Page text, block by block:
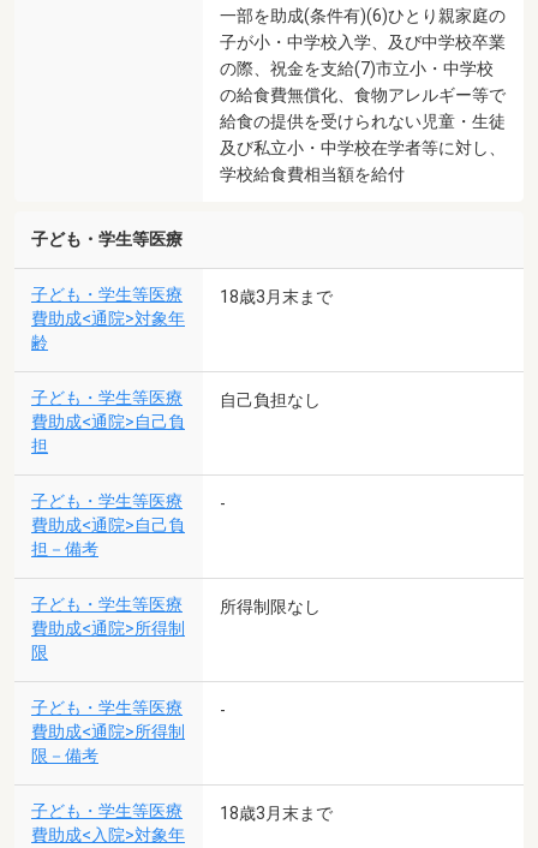
一部を助成(条件有)(6)ひとり親家庭の
子が小・中学校入学、及び中学校卒業
の際、祝金を支給(7)市立小・中学校
の給食費無償化、食物アレルギー等で
給食の提供を受けられない児童・生徒
及び私立小・中学校在学者等に対し、
学校給食費相当額を給付
子ども・学生等医療
子ども・学生等医療
費助成<通院>対象年
齢
18歳3月末まで
子ども・学生等医療
費助成<通院>自己負
担
自己負担なし
子ども・学生等医療
費助成<通院>自己負
担－備考
-
子ども・学生等医療
費助成<通院>所得制
限
所得制限なし
子ども・学生等医療
費助成<通院>所得制
限－備考
-
子ども・学生等医療
費助成<入院>対象年
18歳3月末まで